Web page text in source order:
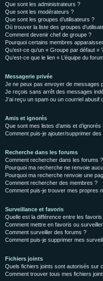
Que sont les administrateurs ?
Que sont les modérateurs ?
Que sont les groupes d’utilisateurs ?
Où trouver la liste des groupes
Comment devenir chef de groupe ?
Pourquoi certains membres
Qu’est-ce qu’un « Groupe par défaut »
Qu’est-ce que le lien « L’équipe du
Messagerie privée
Je ne peux pas envoyer de messages
Je reçois sans arrêt des messages
J’ai reçu un spam ou un courriel abusif
Amis et ignorés
Que sont mes listes d’amis et d’ignorés
Comment puis-je ajouter/supprimer des
Recherche dans les forums
Comment rechercher dans les forums ?
Pourquoi ma recherche ne renvoie
Pourquoi ma recherche renvoie une
Comment rechercher des membres ?
Comment puis-je trouver mes propres
Surveillance et favoris
Quelle est la différence entre les
Comment mettre en favoris ou
Comment surveiller des forums ?
Comment puis-je supprimer mes
Fichiers joints
Quels fichiers joints sont autorisés sur
Comment trouver tous mes fichiers